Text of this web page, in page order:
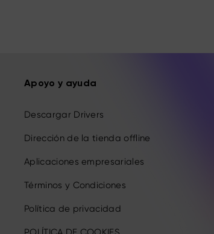
Apoyo y ayuda
Descargar Drivers
Dirección de la tienda offline
Aplicaciones empresariales
Términos y Condiciones
Política de privacidad